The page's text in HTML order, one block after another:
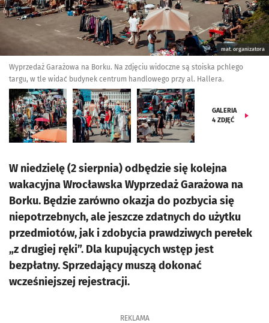
mat. organizatora
Wyprzedaż Garażowa na Borku. Na zdjęciu widoczne są stoiska pchlego
targu, w tle widać budynek centrum handlowego przy al. Hallera.
GALERIA
4 ZDJĘĆ
W niedzielę (2 sierpnia) odbędzie się kolejna
wakacyjna Wrocławska Wyprzedaż Garażowa na
Borku. Będzie zarówno okazja do pozbycia się
niepotrzebnych, ale jeszcze zdatnych do użytku
przedmiotów, jak i zdobycia prawdziwych perełek
„z drugiej ręki”. Dla kupujących wstęp jest
bezpłatny. Sprzedający muszą dokonać
wcześniejszej rejestracji.
REKLAMA